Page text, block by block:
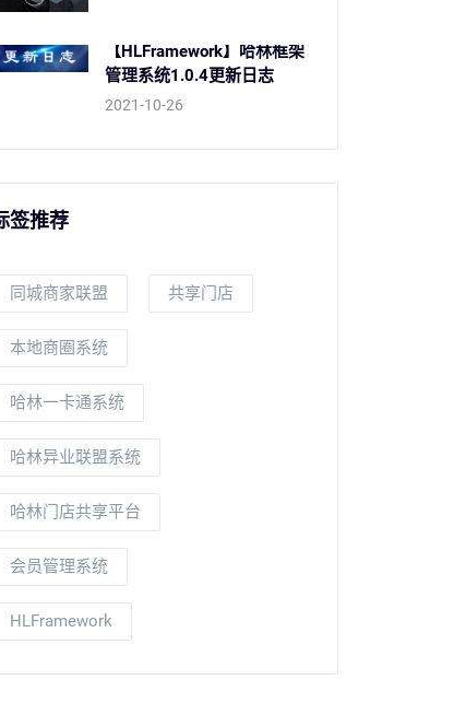
【HLFramework】哈林框架
管理系统1.0.4更新日志
2021-10-26
签推荐
同城商家联盟 共享门店
本地商圈系统
哈林一卡通系统
哈林异业联盟系统
哈林门店共享平台
会员管理系统
HLFramework